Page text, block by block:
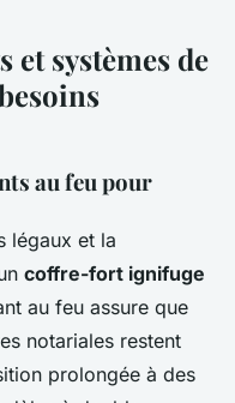
et systèmes de
au feu pour
légaux et la
coffre-fort ignifuge
au feu assure que
notariales restent
prolongée à des